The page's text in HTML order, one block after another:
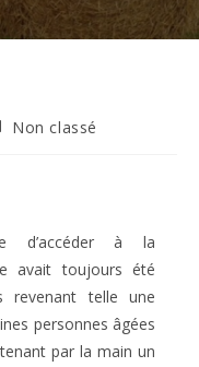
Non classé
d’accéder à la
avait toujours été
revenant telle une
personnes âgées
par la main un